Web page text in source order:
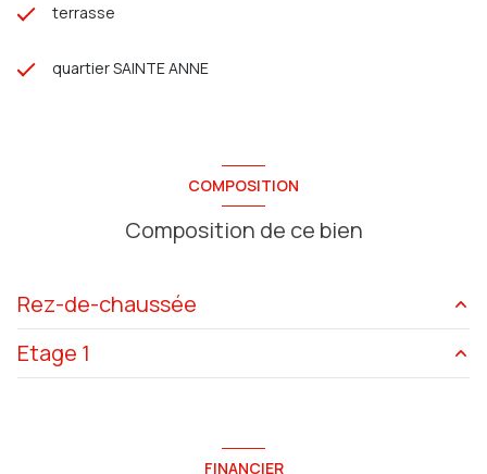
terrasse
quartier SAINTE ANNE
COMPOSITION
Composition de ce bien
Rez-de-chaussée
salon/sejour
Etage 1
FINANCIER